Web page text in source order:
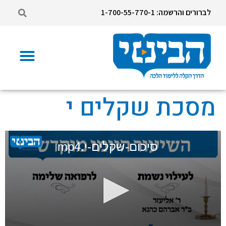
לברורים והרשמה: 1-700-55-770-1
מסכת שקלים י
סיכום-שקלים-י.mp4